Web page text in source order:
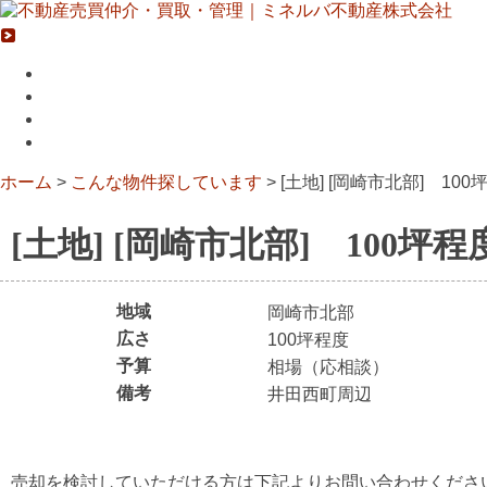
ホーム > こんな物件探しています > [土地] [岡崎市北部] 100
[土地] [岡崎市北部] 100坪程
地域
岡崎市北部
広さ
100坪程度
予算
相場（応相談）
備考
井田西町周辺
売却を検討していただける方は下記よりお問い合わせくださ